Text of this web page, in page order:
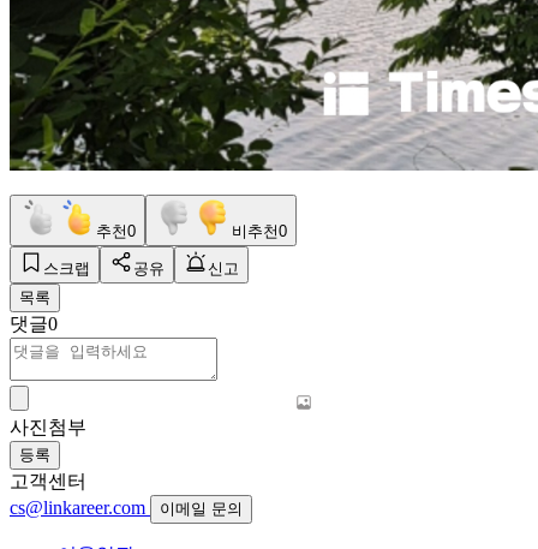
추천0 비추천0
스크랩 공유
신고
목록
댓글0
사진첨부
등록
고객센터
cs@linkareer.com
이메일 문의